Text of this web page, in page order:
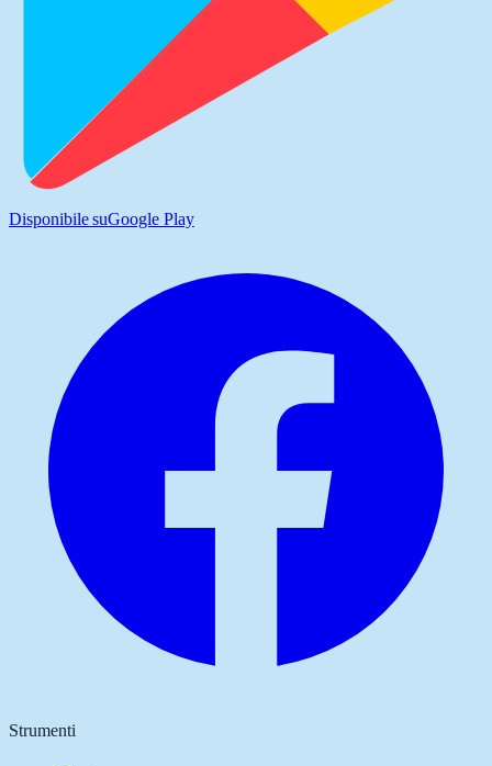
Disponibile suGoogle Play
Strumenti